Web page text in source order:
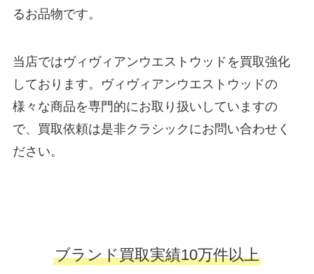
るお品物です。
当店ではヴィヴィアンウエストウッドを買取強化
しております。ヴィヴィアンウエストウッドの
様々な商品を専門的にお取り扱いしていますの
で、買取依頼は是非クラシックにお問い合わせく
ださい。
ブランド買取実績10万件以上